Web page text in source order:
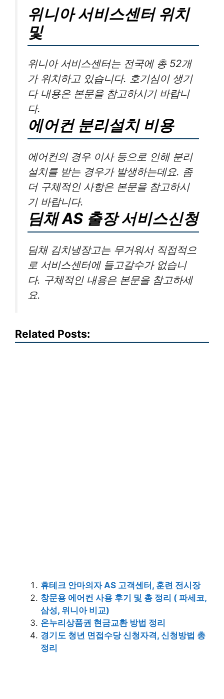
위니아 서비스센터 위치
및
위니아 서비스센터는 전국에 총 52개
가 위치하고 있습니다. 호기심이 생기
다 내용은 본문을 참고하시기 바랍니
다.
에어컨 분리설치 비용
에어컨의 경우 이사 등으로 인해 분리
설치를 받는 경우가 발생하는데요. 좀
더 구체적인 사항은 본문을 참고하시
기 바랍니다.
딤채 AS 출장 서비스신청
딤채 김치냉장고는 무거워서 직접적으
로 서비스센터에 들고갈수가 없습니
다. 구체적인 내용은 본문을 참고하세
요.
Related Posts:
휴테크 안마의자 AS 고객센터, 훈련 전시장
창문용 에어컨 사용 후기 및 총 정리 ( 파세코,
삼성, 위니아 비교)
온누리상품권 현금교환 방법 정리
경기도 청년 면접수당 신청자격, 신청방법 총
정리